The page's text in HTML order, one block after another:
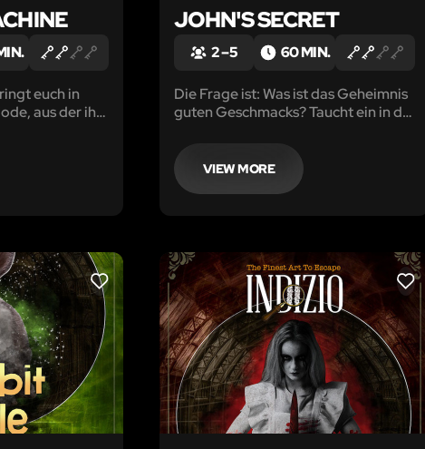
euch in
aus der ihr
werdet ihr
sein!
JOHN'S SECRET
2 – 5 60 MIN.
Die Frage ist: Was ist das Geheimnis
guten Geschmacks? Taucht ein in die
John Jameson seinen milden und
zeitlosen Irish Whiskey kreierte.
VIEW MORE
LIKE LIKE